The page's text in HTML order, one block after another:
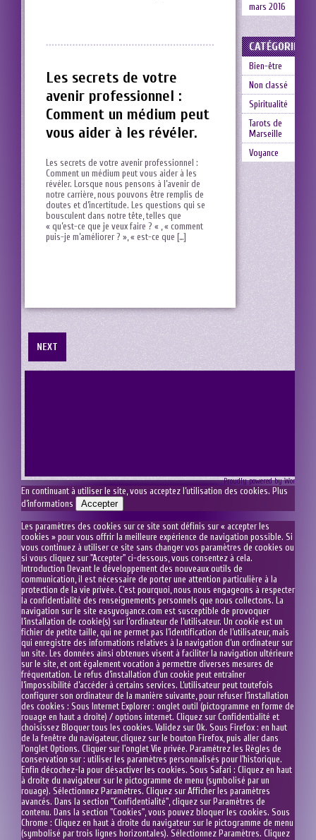
Les secrets de votre
avenir professionnel :
Comment un médium peut
vous aider à les révéler.
Les secrets de votre avenir professionnel :
Comment un médium peut ⁤vous aider à les
révéler. Lorsque nous pensons à l’avenir de
notre carrière, nous pouvons être remplis de
doutes et d’incertitude.‌ Les questions qui se
bousculent dans‌ notre tête, telles que⁣
« qu’est-ce que je veux faire ? « , « comment
puis-je m’améliorer ? », « est-ce que […]
NEXT
mars 2016
CATÉGORIES
Bien-être
Non classé
Spiritualité
Tarots de
Marseille
Voyance
Proudly powered by Wordpress
En continuant à utiliser le site, vous acceptez l’utilisation des cookies. Plus
d’informations
Accepter
Les paramètres des cookies sur ce site sont définis sur « accepter les
cookies » pour vous offrir la meilleure expérience de navigation possible. Si
vous continuez à utiliser ce site sans changer vos paramètres de cookies ou
si vous cliquez sur "Accepter" ci-dessous, vous consentez à cela.
Introduction Devant le développement des nouveaux outils de
communication, il est nécessaire de porter une attention particulière à la
protection de la vie privée. C'est pourquoi, nous nous engageons à respecter
la confidentialité des renseignements personnels que nous collectons. La
navigation sur le site easyvoyance.com est susceptible de provoquer
l’installation de cookie(s) sur l’ordinateur de l’utilisateur. Un cookie est un
fichier de petite taille, qui ne permet pas l’identification de l’utilisateur, mais
qui enregistre des informations relatives à la navigation d’un ordinateur sur
un site. Les données ainsi obtenues visent à faciliter la navigation ultérieure
sur le site, et ont également vocation à permettre diverses mesures de
fréquentation. Le refus d’installation d’un cookie peut entraîner
l’impossibilité d’accéder à certains services. L’utilisateur peut toutefois
configurer son ordinateur de la manière suivante, pour refuser l’installation
des cookies : Sous Internet Explorer : onglet outil (pictogramme en forme de
rouage en haut a droite) / options internet. Cliquez sur Confidentialité et
choisissez Bloquer tous les cookies. Validez sur Ok. Sous Firefox : en haut
de la fenêtre du navigateur, cliquez sur le bouton Firefox, puis aller dans
l'onglet Options. Cliquer sur l'onglet Vie privée. Paramétrez les Règles de
conservation sur : utiliser les paramètres personnalisés pour l'historique.
Enfin décochez-la pour désactiver les cookies. Sous Safari : Cliquez en haut
à droite du navigateur sur le pictogramme de menu (symbolisé par un
rouage). Sélectionnez Paramètres. Cliquez sur Afficher les paramètres
avancés. Dans la section "Confidentialité", cliquez sur Paramètres de
contenu. Dans la section "Cookies", vous pouvez bloquer les cookies. Sous
Chrome : Cliquez en haut à droite du navigateur sur le pictogramme de menu
(symbolisé par trois lignes horizontales). Sélectionnez Paramètres. Cliquez